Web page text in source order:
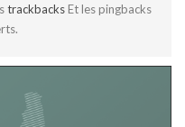
trackbacks Et les pingbacks